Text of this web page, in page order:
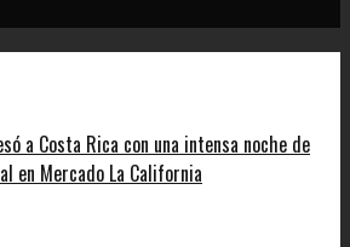
a Costa Rica con una intensa noche de
en Mercado La California